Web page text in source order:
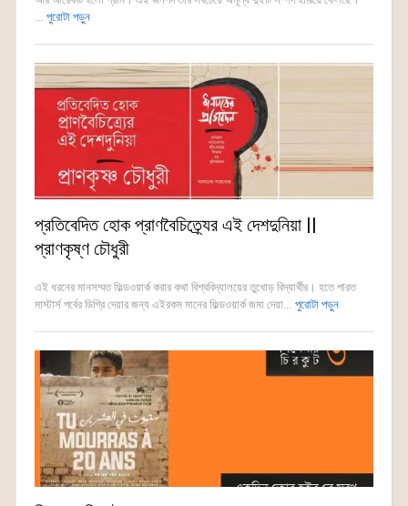
... পুরোটা পড়ুন
প্রতিবেদিত হোক প্রাণবৈচিত্র্যের এই দেশদুনিয়া ||
প্রাণকৃষ্ণ চৌধুরী
এই ধরনের মানসম্মত ফিল্ডওয়ার্ক করার কথা বিশ্ববিদ্যালয়ের তুখোড় বিদ্যার্থীর। হতে পারত
মাস্টার্স পর্বের ডিগ্রি দেয়ার জন্য এইরকম মানের ফিল্ডওয়ার্ক জমা দেয়া... পুরোটা পড়ুন